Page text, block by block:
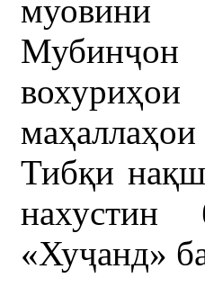
муовини
Мубинҷон
Тибқи
нахустин
«Хуҷанд»